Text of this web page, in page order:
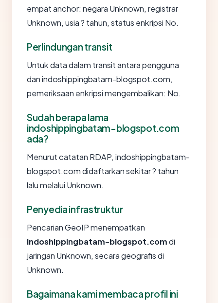
empat anchor: negara Unknown, registrar
Unknown, usia ? tahun, status enkripsi No.
Perlindungan transit
Untuk data dalam transit antara pengguna
dan indoshippingbatam-blogspot.com,
pemeriksaan enkripsi mengembalikan: No.
Sudah berapa lama
indoshippingbatam-blogspot.com
ada?
Menurut catatan RDAP, indoshippingbatam-
blogspot.com didaftarkan sekitar ? tahun
lalu melalui Unknown.
Penyedia infrastruktur
Pencarian GeoIP menempatkan
indoshippingbatam-blogspot.comdi
jaringan Unknown, secara geografis di
Unknown.
Bagaimana kami membaca profil ini